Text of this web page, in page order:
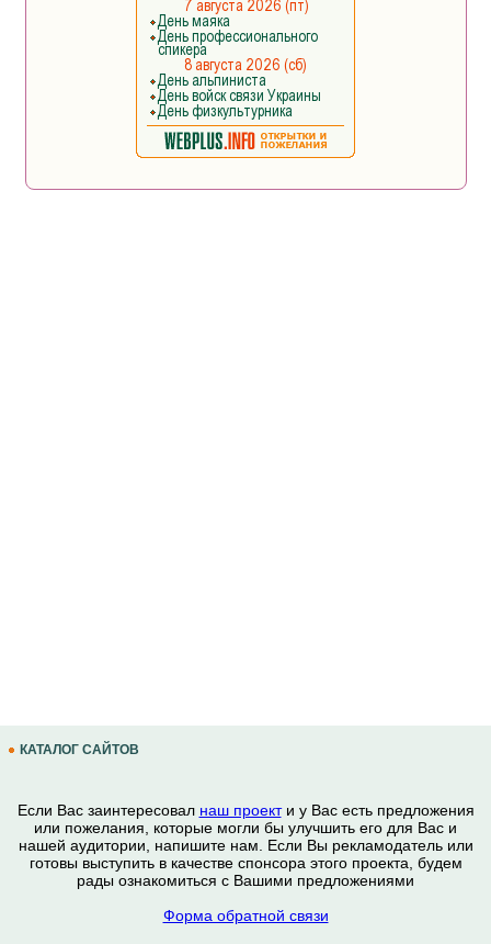
КАТАЛОГ САЙТОВ
Если Вас заинтересовал наш проекти у Вас есть предложения
или пожелания, которые могли бы улучшить его для Вас и
нашей аудитории, напишите нам. Если Вы рекламодатель или
готовы выступить в качестве спонсора этого проекта, будем
рады ознакомиться с Вашими предложениями
Форма обратной связи